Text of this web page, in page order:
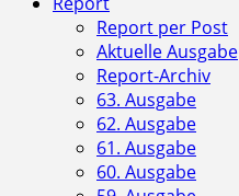
Report per Post
Aktuelle Ausgabe
Report-Archiv
63. Ausgabe
62. Ausgabe
61. Ausgabe
60. Ausgabe